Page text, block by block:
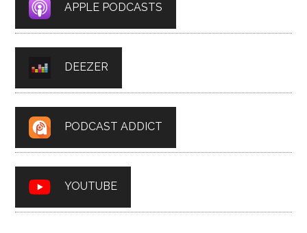
APPLE PODCASTS
DEEZER
PODCAST ADDICT
YOUTUBE